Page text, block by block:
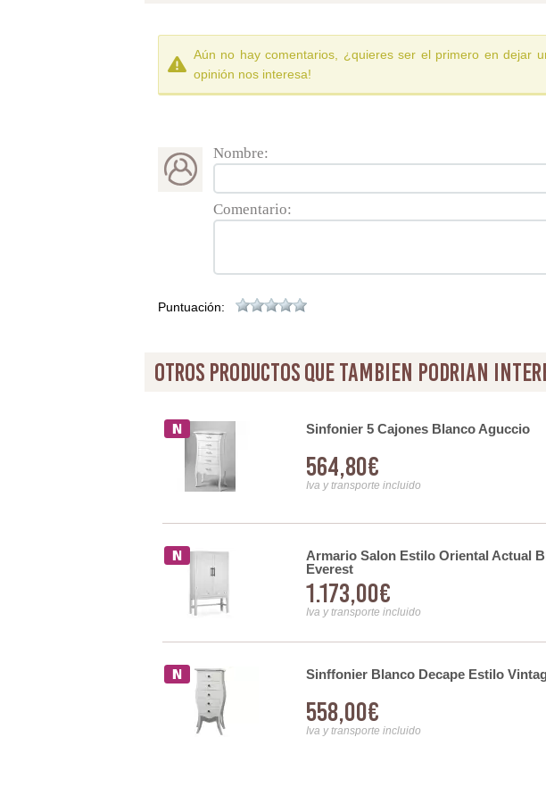
Aún no hay comentarios, ¿quieres ser el primero en dejar
opinión nos interesa!
Nombre:
Comentario:
Puntuación:
otros productos que tambien podrian
Sinfonier 5 Cajones Blanco Aguccio
564,80€
Iva y transporte incluido
Armario Salon Estilo Oriental Actual
Everest
1.173,00€
Iva y transporte incluido
Sinffonier Blanco Decape Estilo
558,00€
Iva y transporte incluido